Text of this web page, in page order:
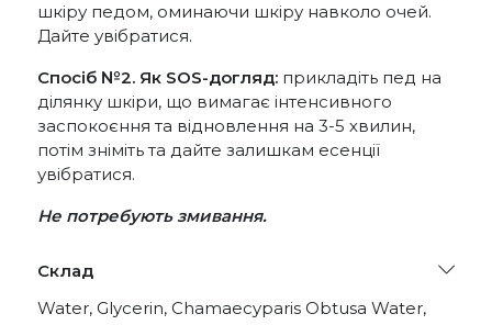
шкіру педом, оминаючи шкіру навколо очей.
Дайте увібратися.
Спосіб №2. Як SOS-догляд: прикладіть пед на
ділянку шкіри, що вимагає інтенсивного
заспокоєння та відновлення на 3-5 хвилин,
потім зніміть та дайте залишкам есенції
увібратися.
Не потребують змивання.
Склад
Water, Glycerin, Chamaecyparis Obtusa Water,